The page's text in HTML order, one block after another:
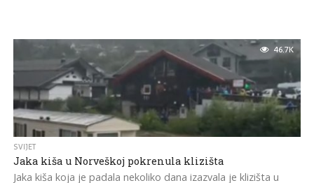
46.7K
SVIJET
Јaka kiša u Norveškoj pokrenula klizišta
Јaka kiša koja je padala nekoliko dana izazvala je klizišta u